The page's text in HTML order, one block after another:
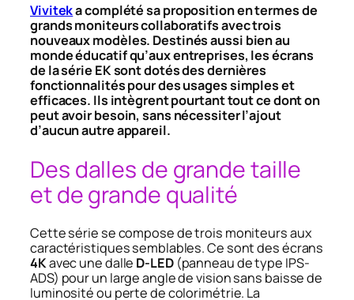
Viviteka complété sa proposition en termes de
grands moniteurs collaboratifs avec trois
nouveaux modèles. Destinés aussi bien au
monde éducatif qu’aux entreprises, les écrans
de la série EK sont dotés des dernières
fonctionnalités pour des usages simples et
efficaces. Ils intègrent pourtant tout ce dont on
peut avoir besoin, sans nécessiter l’ajout
d’aucun autre appareil.
Des dalles de grande taille
et de grande qualité
Cette série se compose de trois moniteurs aux
caractéristiques semblables. Ce sont des écrans
4Kavec une dalle D-LED(panneau de type IPS-
ADS) pour un large angle de vision sans baisse de
luminosité ou perte de colorimétrie. La